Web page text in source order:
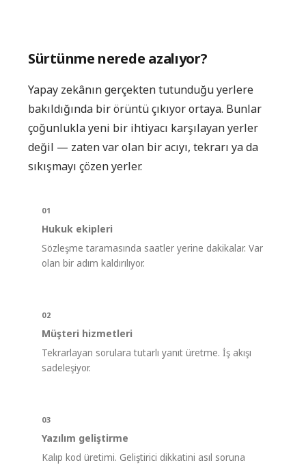
Sürtünme nerede azalıyor?
Yapay zekânın gerçekten tutunduğu yerlere
bakıldığında bir örüntü çıkıyor ortaya. Bunlar
çoğunlukla yeni bir ihtiyacı karşılayan yerler
değil — zaten var olan bir acıyı, tekrarı ya da
sıkışmayı çözen yerler.
01
Hukuk ekipleri
Sözleşme taramasında saatler yerine dakikalar. Var
olan bir adım kaldırılıyor.
02
Müşteri hizmetleri
Tekrarlayan sorulara tutarlı yanıt üretme. İş akışı
sadeleşiyor.
03
Yazılım geliştirme
Kalıp kod üretimi. Geliştirici dikkatini asıl soruna